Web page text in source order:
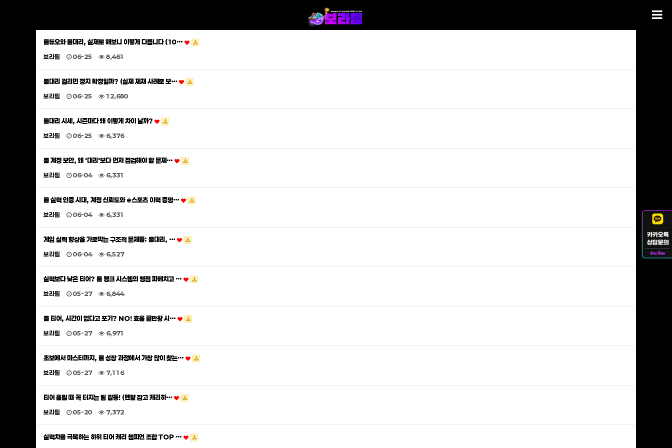
롤듀오와 롤대리, 실제로 해보니 이렇게 다릅니다 (10…
보라팀 06-25 8,461
롤대리 걸리면 정지 확정일까? (실제 제재 사례로 보…
보라팀 06-25 12,680
롤대리 시세, 시즌마다 왜 이렇게 차이 날까?
보라팀 06-25 6,376
롤 계정 보안, 왜 '대리'보다 먼저 점검해야 할 문제…
보라팀 06-04 6,331
롤 실력 인증 시대, 계정 신뢰도와 e스포츠 이력 증명…
보라팀 06-04 6,331
게임 실력 향상을 가로막는 구조적 문제들: 롤대리, …
보라팀 06-04 6,527
실력보다 낮은 티어? 롤 랭크 시스템의 맹점 파헤치고 …
보라팀 05-27 6,844
롤 티어, 시간이 없다고 포기? NO! 효율 끝판왕 시…
보라팀 05-27 6,971
초보에서 마스터까지, 롤 성장 과정에서 가장 많이 찾는…
보라팀 05-27 7,116
티어 올릴 때 꼭 터지는 팀 갈등! (멘탈 잡고 캐리하…
보라팀 05-20 7,372
실력차를 극복하는 하위 티어 캐리 챔피언 조합 TOP …